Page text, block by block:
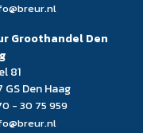
Groothandel Den
81
GS Den Haag
- 30 75 959